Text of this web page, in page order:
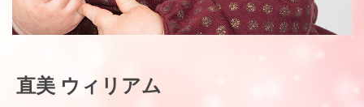
直美 ウィリアム